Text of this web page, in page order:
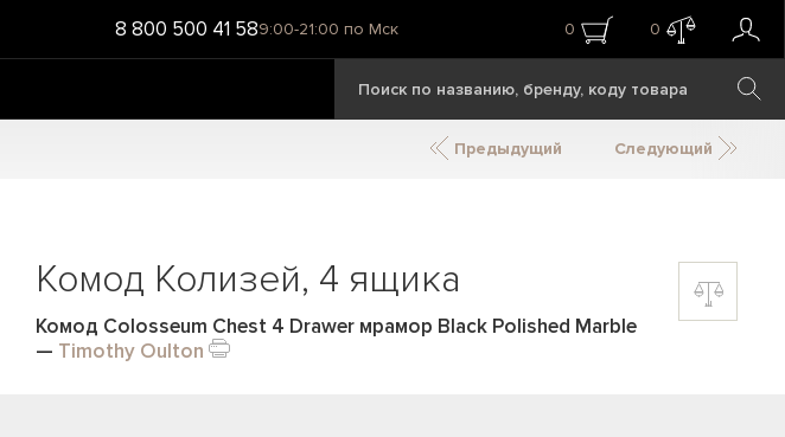
8 800 500 41 589:00-21:00 по Мск 0 0
Предыдущий Следующий
Комод Колизей, 4 ящика
Комод Colosseum Chest 4 Drawer мрамор Black Polished Marble
— Timothy Oulton